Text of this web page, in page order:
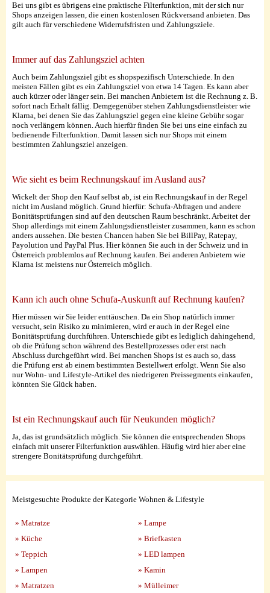
Bei uns gibt es übrigens eine praktische Filterfunktion, mit der sich nur
Shops anzeigen lassen, die einen kostenlosen Rückversand anbieten. Das
gilt auch für verschiedene Widerrufsfristen und Zahlungsziele.
Immer auf das Zahlungsziel achten
Auch beim Zahlungsziel gibt es shopspezifisch Unterschiede. In den
meisten Fällen gibt es ein Zahlungsziel von etwa 14 Tagen. Es kann aber
auch kürzer oder länger sein. Bei manchen Anbietern ist die Rechnung z. B.
sofort nach Erhalt fällig. Demgegenüber stehen Zahlungsdienstleister wie
Klarna, bei denen Sie das Zahlungsziel gegen eine kleine Gebühr sogar
noch verlängern können. Auch hierfür finden Sie bei uns eine einfach zu
bedienende Filterfunktion. Damit lassen sich nur Shops mit einem
bestimmten Zahlungsziel anzeigen.
Wie sieht es beim Rechnungskauf im Ausland aus?
Wickelt der Shop den Kauf selbst ab, ist ein Rechnungskauf in der Regel
nicht im Ausland möglich. Grund hierfür: Schufa-Abfragen und andere
Bonitätsprüfungen sind auf den deutschen Raum beschränkt. Arbeitet der
Shop allerdings mit einem Zahlungsdienstleister zusammen, kann es schon
anders aussehen. Die besten Chancen haben Sie bei BillPay, Ratepay,
Payolution und PayPal Plus. Hier können Sie auch in der Schweiz und in
Österreich problemlos auf Rechnung kaufen. Bei anderen Anbietern wie
Klarna ist meistens nur Österreich möglich.
Kann ich auch ohne Schufa-Auskunft auf Rechnung kaufen?
Hier müssen wir Sie leider enttäuschen. Da ein Shop natürlich immer
versucht, sein Risiko zu minimieren, wird er auch in der Regel eine
Bonitätsprüfung durchführen. Unterschiede gibt es lediglich dahingehend,
ob die Prüfung schon während des Bestellprozesses oder erst nach
Abschluss durchgeführt wird. Bei manchen Shops ist es auch so, dass
die Prüfung erst ab einem bestimmten Bestellwert erfolgt. Wenn Sie also
nur Wohn- und Lifestyle-Artikel des niedrigeren Preissegments einkaufen,
könnten Sie Glück haben.
Ist ein Rechnungskauf auch für Neukunden möglich?
Ja, das ist grundsätzlich möglich. Sie können die entsprechenden Shops
einfach mit unserer Filterfunktion auswählen. Häufig wird hier aber eine
strengere Bonitätsprüfung durchgeführt.
Meistgesuchte Produkte der Kategorie Wohnen & Lifestyle
» Matratze
» Küche
» Teppich
» Lampen
» Matratzen
» Lampe
» Briefkasten
» LED lampen
» Kamin
» Mülleimer